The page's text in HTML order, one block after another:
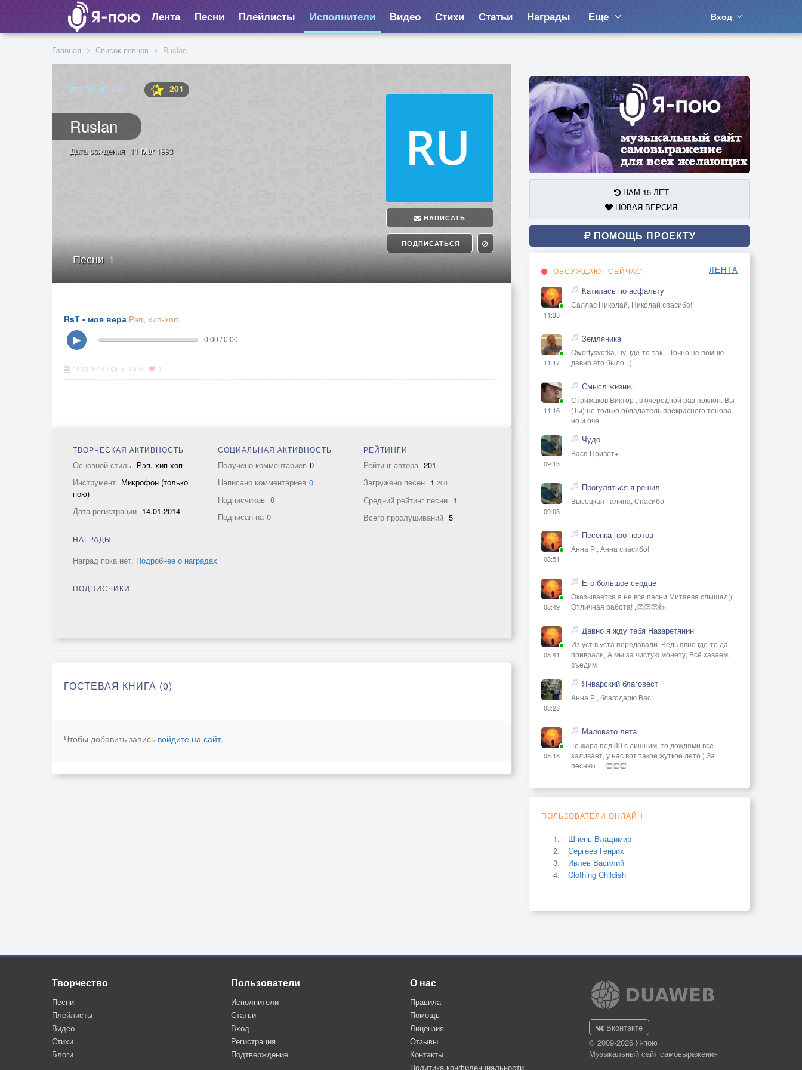
Лента Песни Плейлисты Исполнители Видео Стихи Статьи Награды Еще Вход
Главная Список певцов Ruslan
ИСПОЛНИТЕЛЬ 201
Ruslan
НАПИСАТЬ
ПОДПИСАТЬСЯ
Дата рождения 11 Mar 1993
Песни1
RsT - моя вера Рэп, хип-хоп
▶
0:00 / 0:00
14.01.2014 5 0 1
ТВОРЧЕСКАЯ АКТИВНОСТЬ
Основной стиль Рэп, хип-хоп
Инструмент Микрофон (только
пою)
Дата регистрации 14.01.2014
СОЦИАЛЬНАЯ АКТИВНОСТЬ
Получено комментариев 0
Написано комментариев 0
Подписчиков 0
Подписан на 0
РЕЙТИНГИ
Рейтинг автора 201
Загружено песен 1 200
Средний рейтинг песни 1
Всего прослушиваний 5
НАГРАДЫ
Наград пока нет. Подробнее о наградах
ПОДПИСЧИКИ
ГОСТЕВАЯ КНИГА (0)
Чтобы добавить запись войдите на сайт.
НАМ 15 ЛЕТ
НОВАЯ ВЕРСИЯ
ПОМОЩЬ ПРОЕКТУ
ОБСУЖДАЮТ СЕЙЧАС ЛЕНТА
11:33
Катилась по асфальту
Саллас Николай, Николай спасибо!
11:17
Земляника
Qwertysvetka, ну, где-то так... Точно не помню -
давно это было...)
11:16
Смысл жизни.
Стрижаков Виктор , в очередной раз поклон. Вы
(Ты) не только обладатель прекрасного тенора
но и оче
09:13
Чудо
Вася Привет+
09:03
Прогуляться я решил
Высоцкая Галина, Спасибо
08:51
Песенка про поэтов
Анна Р., Анна спасибо!
08:49
Его большое сердце
Оказывается я не все песни Митяева слышал((
Отличная работа! ,👏👏👏👍
08:41
Давно я жду тебя Назаретянин
Из уст в уста передавали, Ведь явно где-то да
приврали, А мы за чистую монету, Всё хаваем,
съедим
08:23
Январский благовест
Анна Р., благодарю Вас!
08:18
Маловато лета
То жара под 30 с лишним, то дождями всё
заливает, у нас вот такое жуткое лето ) За
песню+++👏👏👏
ПОЛЬЗОВАТЕЛИ ОНЛАЙН
Шпень Владимир
Сергеев Генрих
Ивлев Василий
Clothing Childish
Творчество
Песни
Плейлисты
Видео
Стихи
Блоги
Пользователи
Исполнители
Статьи
Вход
Регистрация
Подтверждение
О нас
Правила
Помощь
Лицензия
Отзывы
Контакты
Политика конфиденциальности
Вконтакте
© 2009-2026 Я-пою
Музыкальный сайт самовыражения